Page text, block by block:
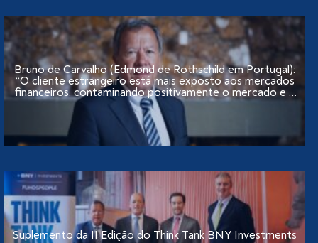
Bruno de Carvalho (Edmond de Rothschild em Portugal):
“O cliente estrangeiro está mais exposto aos mercados
financeiros, contaminando positivamente o mercado e a
oferta nacionais”
Suplemento da II Edição do Think Tank BNY Investments